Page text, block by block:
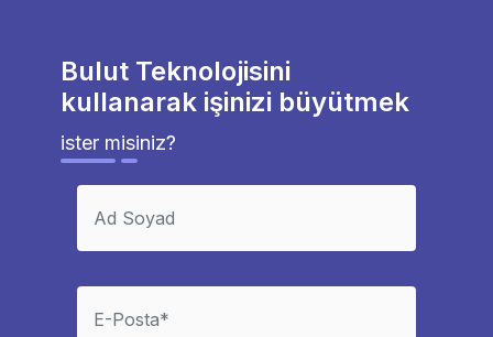
Bulut Teknolojisini
kullanarak işinizi büyütmek
ister misiniz?